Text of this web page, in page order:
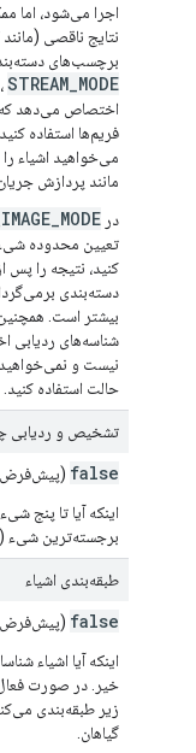
اجرا می‌شود، اما
نتایج ناقصی
برچسب‌های
STREAM_MODE
اختصاص می‌دهد که
فریم‌ها استفاده
می‌خواهید اشیاء
مانند پردازش
در
تعیین محدوده شیء
کنید، نتیجه را
دسته‌بندی
بیشتر است.
شناسه‌های ردیابی
نیست و نمی‌خواهید
حالت استفاده کنید.
تشخیص و ردیابی
false
اینکه آیا تا پنج
برجسته‌ترین
طبقه‌بندی اشیاء
false
اینکه آیا اشیاء
خیر. در صورت فعال
زیر طبقه‌بندی
گیاهان.